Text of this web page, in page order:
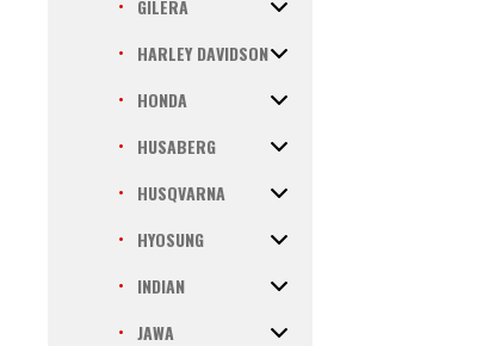
GILERA
HARLEY DAVIDSON
HONDA
HUSABERG
HUSQVARNA
HYOSUNG
INDIAN
JAWA